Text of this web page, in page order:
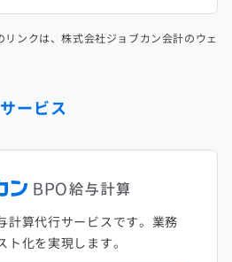
ンクは、株式会社ジョブカン会計のウェ
サービス
計算代行サービスです。業務
化を実現します。